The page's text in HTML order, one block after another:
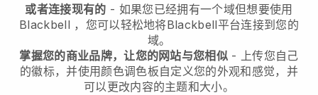
或者连接现有的 - 如果您已经拥有一个域但想要使用
Blackbell ，您可以轻松地将Blackbell平台连接到您的
域。
掌握您的商业品牌，让您的网站与您相似 - 上传您自己
的徽标，并使用颜色调色板自定义您的外观和感觉，并
可以更改内容的主题和大小。